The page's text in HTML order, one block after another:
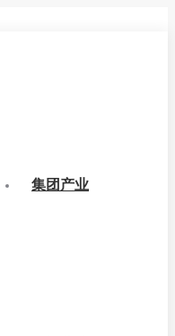
集团产业